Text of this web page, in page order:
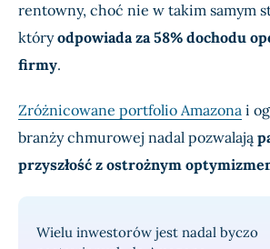
rentowny, choć nie w takim samym
któryodpowiada za 58% dochodu
firmy.
Zróżnicowane portfolio Amazona i
branży chmurowej nadal pozwalają
przyszłość z ostrożnym
Wielu inwestorów jest nadal byczo